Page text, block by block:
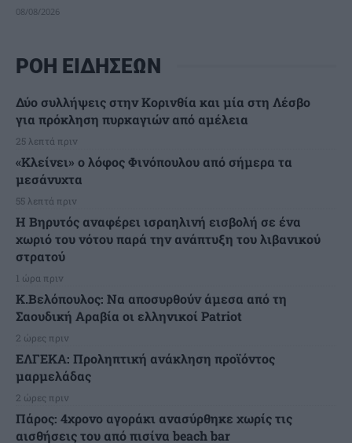
08/08/2026
ΡΟΗ ΕΙΔΗΣΕΩΝ
Δύο συλλήψεις στην Κορινθία και μία στη Λέσβο
για πρόκληση πυρκαγιών από αμέλεια
25 λεπτά πριν
«Κλείνει» ο λόφος Φινόπουλου από σήμερα τα
μεσάνυχτα
55 λεπτά πριν
Η Βηρυτός αναφέρει ισραηλινή εισβολή σε ένα
χωριό του νότου παρά την ανάπτυξη του λιβανικού
στρατού
1 ώρα πριν
Κ.Βελόπουλος: Να αποσυρθούν άμεσα από τη
Σαουδική Αραβία οι ελληνικοί Patriot
2 ώρες πριν
ΕΛΓΕΚΑ: Προληπτική ανάκληση προϊόντος
μαρμελάδας
2 ώρες πριν
Πάρος: 4χρονο αγοράκι ανασύρθηκε χωρίς τις
αισθήσεις του από πισίνα beach bar